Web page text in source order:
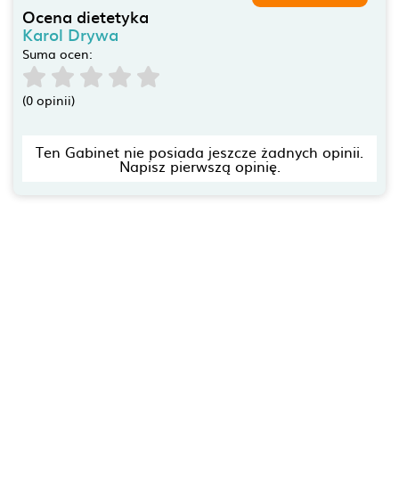
Ocena dietetyka
Karol Drywa
Suma ocen:
(0 opinii)
Ten Gabinet nie posiada jeszcze żadnych opinii.
Napisz pierwszą opinię.